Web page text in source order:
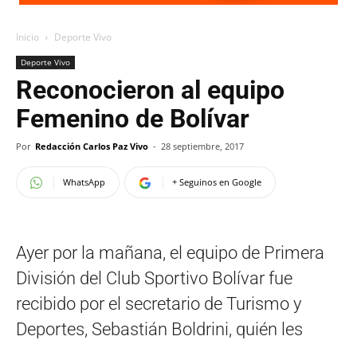
Inicio Deporte Vivo
Deporte Vivo
Reconocieron al equipo
Femenino de Bolívar
Por Redacción Carlos Paz Vivo - 28 septiembre, 2017
WhatsApp + Seguinos en Google
Ayer por la mañana, el equipo de Primera
División del Club Sportivo Bolívar fue
recibido por el secretario de Turismo y
Deportes, Sebastián Boldrini, quién les